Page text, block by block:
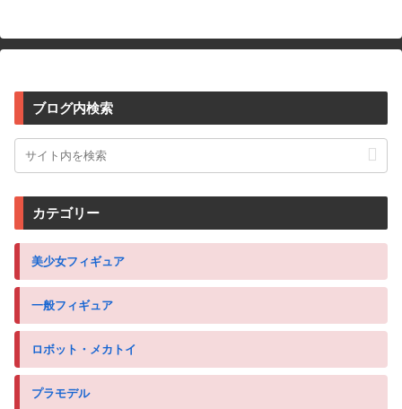
ブログ内検索
カテゴリー
美少女フィギュア
一般フィギュア
ロボット・メカトイ
プラモデル